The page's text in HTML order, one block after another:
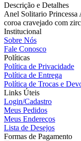
Descrição e Detalhes
Anel Solitario Princessa
coroa cravejado com
Institucional
Sobre Nós
Fale Conosco
Políticas
Política de Privacidade
Política de Entrega
Política de Trocas e
Links Úteis
Login/Cadastro
Meus Pedidos
Meus Endereços
Lista de Desejos
Formas de Pagamento